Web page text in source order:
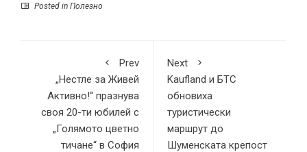
Posted in Полезно
Prev
„Нестле за Живей
Активно!“ празнува
своя 20-ти юбилей с
„Голямото цветно
тичане“ в София
Next
Kaufland и БТС
обновиха
туристически
маршрут до
Шуменската крепост